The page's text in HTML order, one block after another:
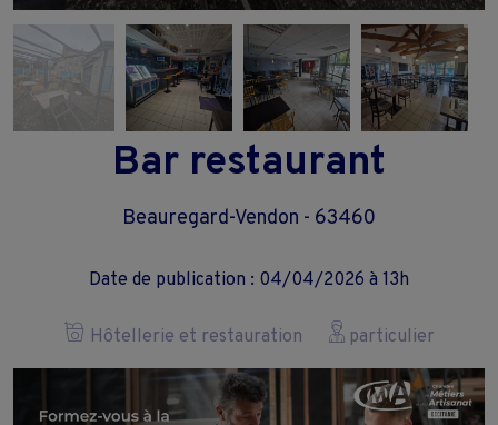
Bar restaurant
Beauregard-Vendon - 63460
Date de publication : 04/04/2026 à 13h
Hôtellerie et restauration particulier